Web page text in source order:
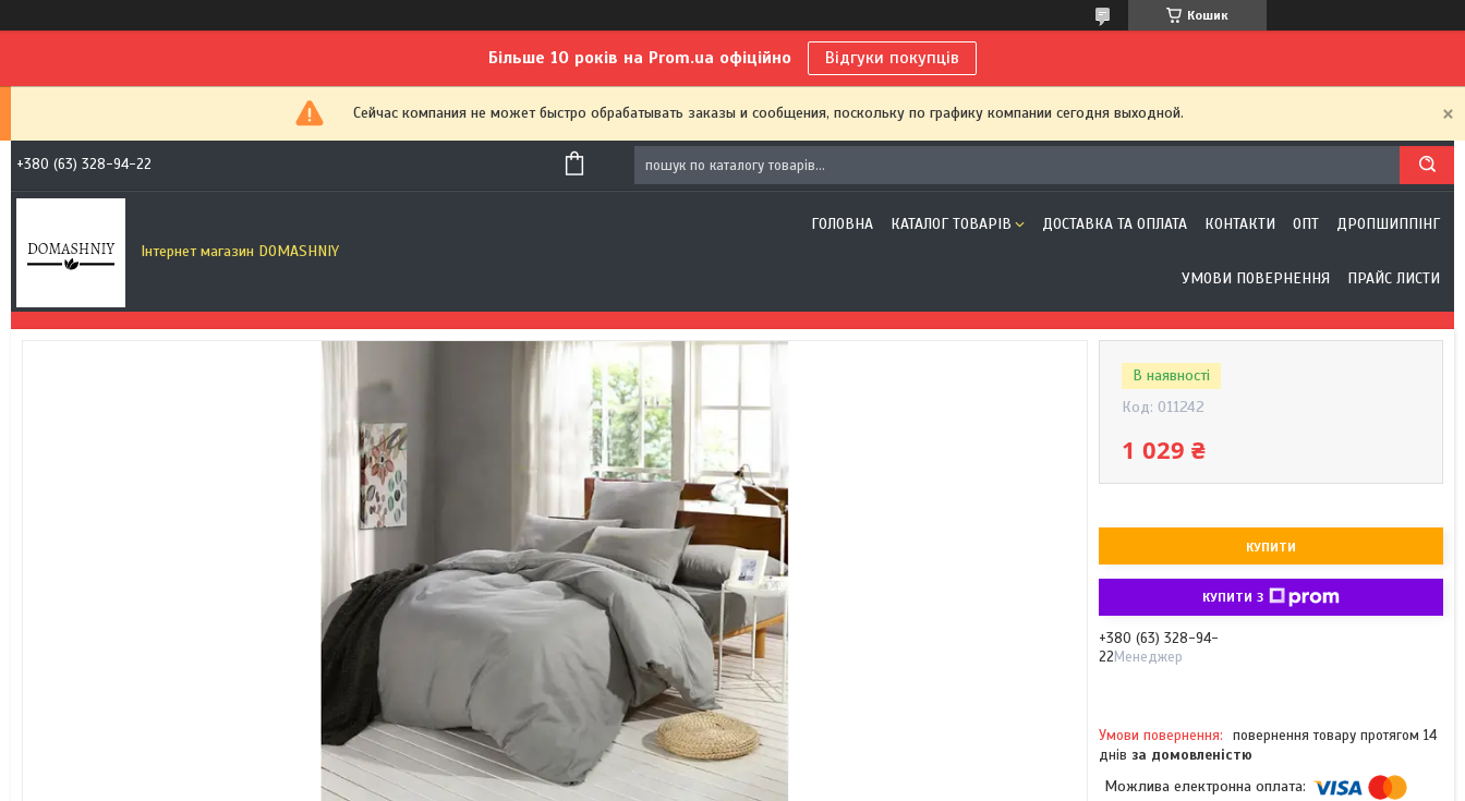
Кошик
Більше 10 років на Prom.ua офіційно Відгуки покупців
Сейчас компания не может быстро обрабатывать заказы и сообщения, поскольку по графику компании сегодня выходной.
+380 (63) 328-94-22
Інтернет магазин DOMASHNIY
ГОЛОВНА КАТАЛОГ ТОВАРІВ ДОСТАВКА ТА ОПЛАТА КОНТАКТИ ОПТ ДРОПШИППІНГ
УМОВИ ПОВЕРНЕННЯ ПРАЙС ЛИСТИ
В наявності
Код: 011242
1 029 ₴
КУПИТИ
КУПИТИ З
+380 (63) 328-94-
22Менеджер
повернення товару протягом 14
днів за домовленістю